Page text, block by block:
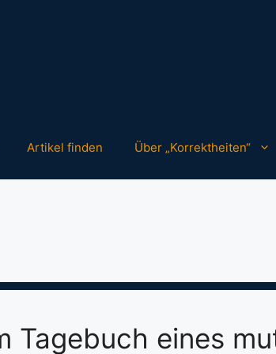
Artikel finden Über „Korrektheiten“
Tagebuch eines